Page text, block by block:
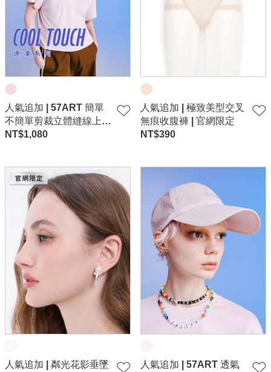
人氣追加 | 57ART 簡單
不簡單剪裁立體縫線上
衣-粉
NT$1,080
人氣追加 | 極致美型交叉
無痕收腹褲 | 官網限定
NT$390
人氣追加 | 粼光花影垂墜
人氣追加 | 57ART 透氣